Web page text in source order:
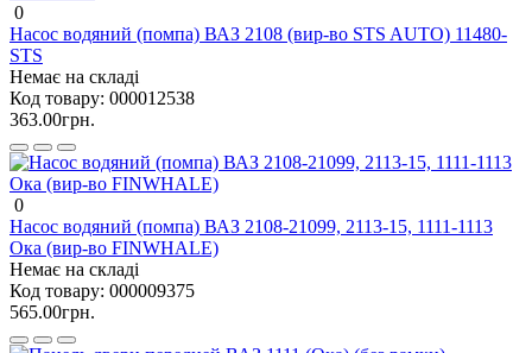
0
Насос водяний (помпа) ВАЗ 2108 (вир-во STS AUTO) 11480-
STS
Немає на складі
Код товару: 000012538
363.00грн.
0
Насос водяний (помпа) ВАЗ 2108-21099, 2113-15, 1111-1113
Oка (вир-во FINWHALE)
Немає на складі
Код товару: 000009375
565.00грн.